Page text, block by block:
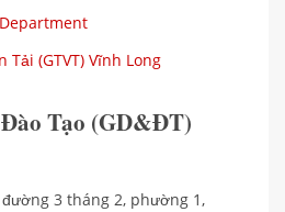
Tải (GTVT) Vĩnh Long
Tạo (GD&ĐT)
3 tháng 2, phường 1,